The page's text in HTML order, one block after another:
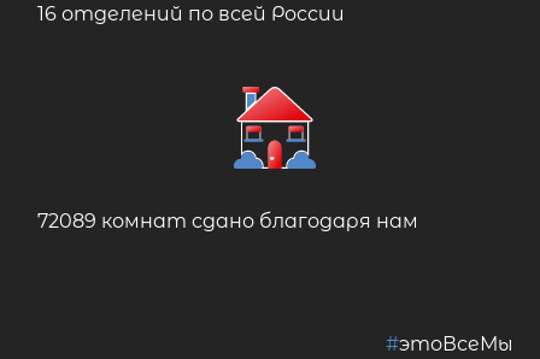
16 отделений по всей России
72089 комнат сдано благодаря нам
#этоВсеМы